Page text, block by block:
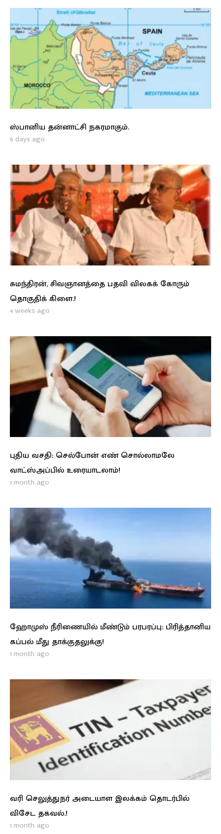
ஸ்பானிய தன்னாட்சி நகரமாகும்.
6 days ago
சுமந்திரன், சிவஞானத்தை பதவி விலகக் கோரும்
தொகுதிக் கிளை.!
4 weeks ago
புதிய வசதி: செல்போன் எண் சொல்லாமலே
வாட்ஸ்அப்பில் உரையாடலாம்!
1 month ago
ஹோமுஸ் நீரிணையில் மீண்டும் பரபரப்பு: பிரித்தானிய
கப்பல் மீது தாக்குதலுக்கு!
1 month ago
வரி செலுத்துநர் அடையாள இலக்கம் தொடர்பில்
விசேட தகவல்.!
1 month ago